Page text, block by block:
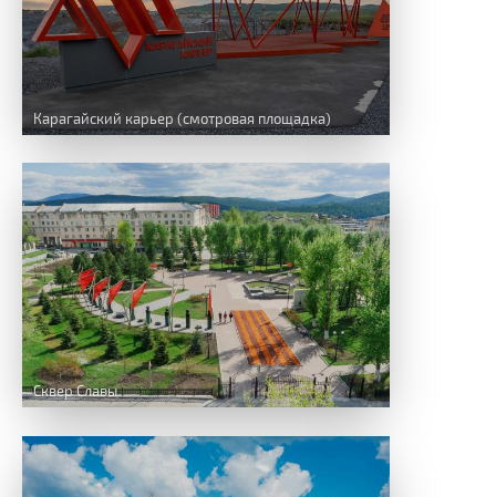
Карагайский карьер (смотровая площадка)
Сквер Славы